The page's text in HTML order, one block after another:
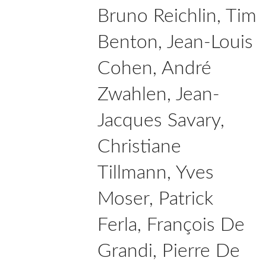
Bruno Reichlin, Tim
Benton, Jean-Louis
Cohen, André
Zwahlen, Jean-
Jacques Savary,
Christiane
Tillmann, Yves
Moser, Patrick
Ferla, François De
Grandi, Pierre De